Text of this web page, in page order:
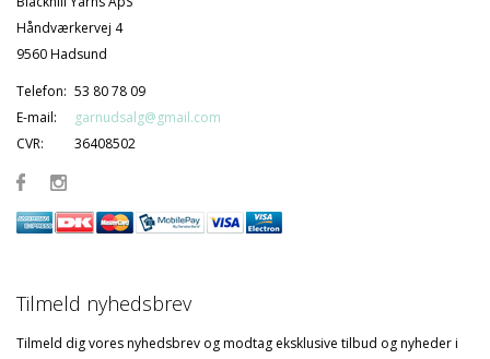
Håndværkervej 4
9560 Hadsund
Telefon: 53 80 78 09
E-mail:
garnudsalg@gmail.com
CVR:
36408502
Tilmeld nyhedsbrev
Tilmeld dig vores nyhedsbrev og modtag eksklusive tilbud og nyheder i